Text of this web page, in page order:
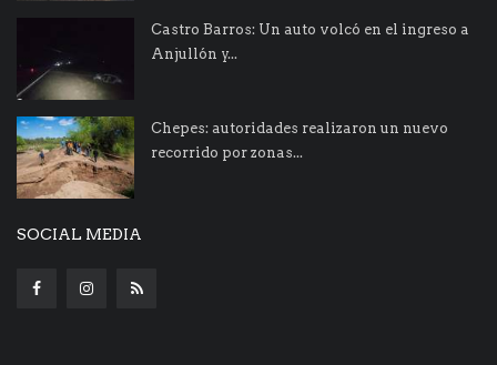
Castro Barros: Un auto volcó en el ingreso a
Anjullón y...
Chepes: autoridades realizaron un nuevo
recorrido por zonas...
SOCIAL MEDIA